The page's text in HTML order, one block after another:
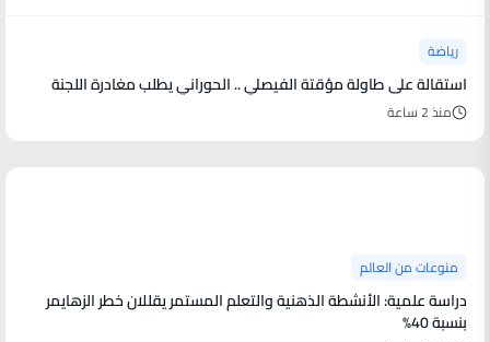
رياضة
استقالة على طاولة مؤقتة الفيصلي .. الحوراني يطلب مغادرة اللجنة
منذ 2 ساعة
منوعات من العالم
دراسة علمية: الأنشطة الذهنية والتعلم المستمر يقللان خطر الزهايمر
بنسبة 40%